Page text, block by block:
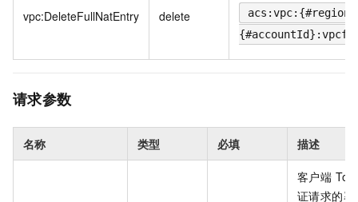
vpc:DeleteFullNatEntry delete
请求参数
名称 类型 必填 描述
客户端
证请求的